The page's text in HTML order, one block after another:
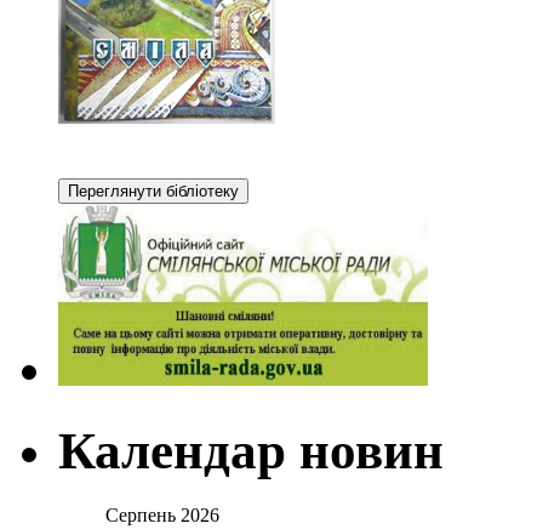
Календар новин
Серпень 2026